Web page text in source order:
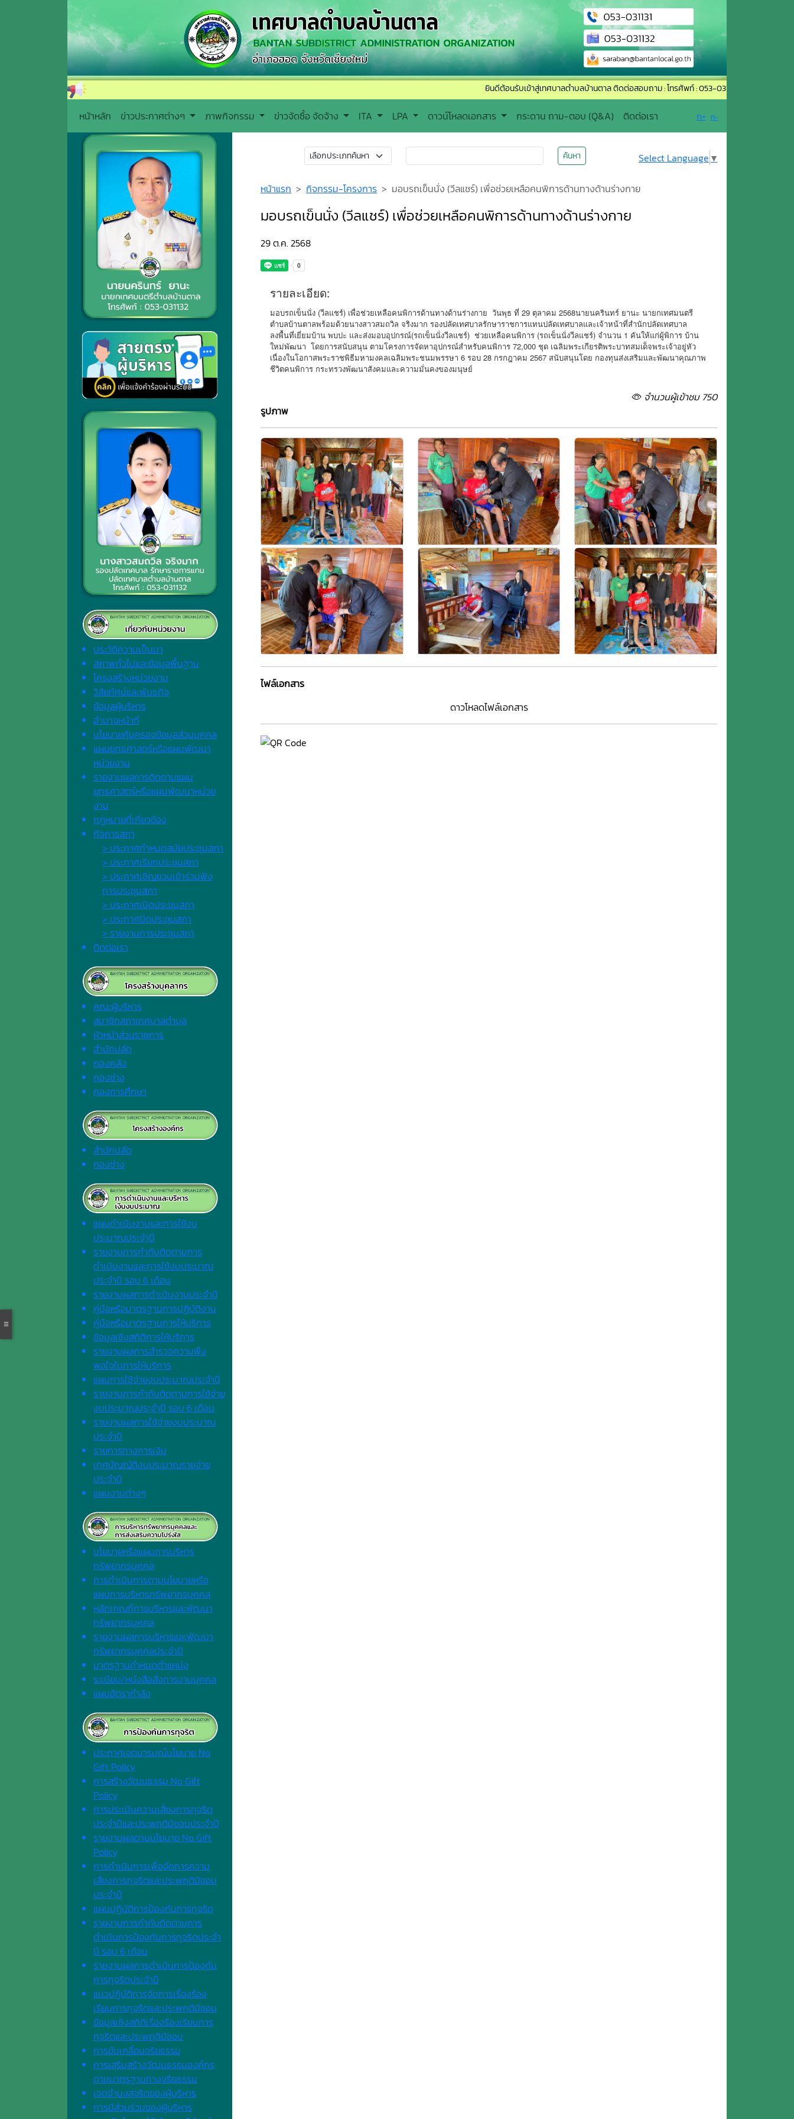
ยินดีต้อนรับเข้าสู่เทศบาลตำบลบ้านตาล ติดต่อสอบถาม : โทรศัพท์ : 053-031131 อีเมล์ :
หน้าหลัก ข่าวประกาศต่างๆ ภาพกิจกรรม ข่าวจัดซื้อ จัดจ้าง ITA LPA ดาวน์โหลดเอกสาร กระดาน ถาม-ตอบ (Q&A) ติดต่อเรา ก+ ก-
ประวัติความเป็นมา
สภาพทั่วไปและข้อมูลพื้นฐาน
โครงสร้างหน่วยงาน
วิสัยทัศน์และพันธกิจ
ข้อมูลผู้บริหาร
อำนาจหน้าที่
นโยบายคุ้มครองข้อมูลส่วนบุคคล
แผนยุทธศาสตร์หรือแผนพัฒนา
หน่วยงาน
รายงานผลการติดตามแผน
ยุทธศาสตร์หรือแผนพัฒนาหน่วย
งาน
กฎหมายที่เกี่ยวข้อง
กิจการสภา
> ประกาศกำหนดสมัยประชุมสภา
> ประกาศเรียกประชุมสภา
> ประกาศเชิญชวนเข้าร่วมฟัง
การประชุมสภา
> ประกาศเปิดประชุมสภา
> ประกาศปิดประชุมสภา
> รายงานการประชุมสภา
ติดต่อเรา
คณะผู้บริหาร
สมาชิกสภาเทศบาลตำบล
หัวหน้าส่วนราชการ
สำนักปลัด
กองคลัง
กองช่าง
กองการศึกษา
สำนักปลัด
กองช่าง
แผนดำเนินงานและการใช้งบ
ประมาณประจำปี
รายงานการกำกับติดตามการ
ดำเนินงานและการใช้งบประมาณ
ประจำปี รอบ 6 เดือน
รายงานผลการดำเนินงานประจำปี
คู่มือหรือมาตรฐานการปฏิบัติงาน
คู่มือหรือมาตรฐานการให้บริการ
ข้อมูลเชิงสถิติการให้บริการ
รายงานผลการสำรวจความพึง
พอใจในการให้บริการ
แผนการใช้จ่ายงบประมาณประจำปี
รายงานการกำกับติดตามการใช้จ่าย
งบประมาณประจำปี รอบ 6 เดือน
รายงานผลการใช้จ่ายงบประมาณ
ประจำปี
รายการทางการเงิน
เทศบัญญัติงบประมาณรายจ่าย
ประจำปี
แผนงานต่างๆ
นโยบายหรือแผนการบริหาร
ทรัพยากรบุคคล
การดำเนินการตามนโยบายหรือ
แผนการบริหารทรัพยากรบุคคล
หลักเกณฑ์การบริหารและพัฒนา
ทรัพยากรบุคคล
รายงานผลการบริหารและพัฒนา
ทรัพยากรบุคคลประจำปี
มาตรฐานกำหนดตำแหน่ง
ระเบียบ/หนังสือสั่งการงานบุคคล
แผนอัตรากำลัง
ประกาศเจตนารมณ์นโยบาย No
Gift Policy
การสร้างวัฒนธรรม No Gift
Policy
การประเมินความเสี่ยงการทุจริต
ประจำปีและประพฤติมิชอบประจำปี
รายงานผลตามนโยบาย No Gift
Policy
การดำเนินการเพื่อจัดการความ
เสี่ยงการทุจริตและประพฤติมิชอบ
ประจำปี
แผนปฏิบัติการป้องกันการทุจริต
รายงานการกำกับติดตามการ
ดำเนินการป้องกันการทุจริตประจำ
ปี รอบ 6 เดือน
รายงานผลการดำเนินการป้องกัน
การทุจริตประจำปี
แนวปฏิบัติการจัดการเรื่องร้อง
เรียนการทุจริตและประพฤติมิชอบ
ข้อมูลเชิงสถิติเรื่องร้องเรียนการ
ทุจริตและประพฤติมิชอบ
การขับเคลื่อนจริยธรรม
การเสริมสร้างวัฒนธรรมองค์กร
ตามมาตรฐานทางจริยธรรม
เจตจํานงสุจริตของผู้บริหาร
การมีส่วนร่วมของผู้บริหาร
ค้นหา Select Language ▼
หน้าแรก กิจกรรม-โครงการ มอบรถเข็นนั่ง (วีลแชร์) เพื่อช่วยเหลือคนพิการด้านทางด้านร่างกาย
มอบรถเข็นนั่ง (วีลแชร์) เพื่อช่วยเหลือคนพิการด้านทางด้านร่างกาย
29 ต.ค. 2568
รายละเอียด:
มอบรถเข็นนั่ง (วีลแชร์) เพื่อช่วยเหลือคนพิการด้านทางด้านร่างกาย วันพุธ ที่ 29 ตุลาคม 2568นายนครินทร์ ยานะ นายกเทศมนตรี
ตำบลบ้านตาลพร้อมด้วยนางสาวสมถวิล จริงมาก รองปลัดเทศบาลรักษาราชการแทนปลัดเทศบาลและเจ้าหน้าที่สำนักปลัดเทศบาล
ลงพื้นที่เยี่ยมบ้าน พบปะ และส่งมอบอุปกรณ์(รถเข็นนั่งวีลแชร์) ช่วยเหลือคนพิการ (รถเข็นนั่งวีลแชร์) จำนวน 1 คันให้แก่ผู้พิการ บ้าน
ใหม่พัฒนา โดยการสนับสนุน ตามโครงการจัดหาอุปกรณ์สำหรับคนพิการ 72,000 ชุด เฉลิมพระเกียรติพระบาทสมเด็จพระเจ้าอยู่หัว
เนื่องในโอกาสพระราชพิธีมหามงคลเฉลิมพระชนมพรรษา 6 รอบ 28 กรกฎาคม 2567 สนับสนุนโดย กองทุนส่งเสริมและพัฒนาคุณภาพ
ชีวิตคนพิการ กระทรวงพัฒนาสังคมและความมั่นคงของมนุษย์
จำนวนผู้เข้าชม 750
รูปภาพ
ไฟล์เอกสาร
ดาวโหลดไฟล์เอกสาร